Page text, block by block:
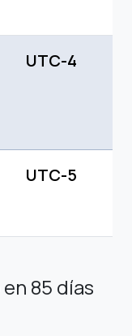
UTC-4
UTC-5
en 85 días